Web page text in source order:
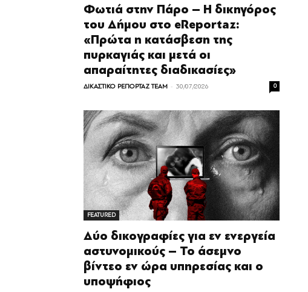
Φωτιά στην Πάρο – Η δικηγόρος
του Δήμου στο eReportaz:
«Πρώτα η κατάσβεση της
πυρκαγιάς και μετά οι
απαραίτητες διαδικασίες»
ΔΙΚΑΣΤΙΚΟ ΡΕΠΟΡΤΑΖ TEAM - 30/07/2026 0
FEATURED
Δύο δικογραφίες για εν ενεργεία
αστυνομικούς – Το άσεμνο
βίντεο εν ώρα υπηρεσίας και ο
υποψήφιος